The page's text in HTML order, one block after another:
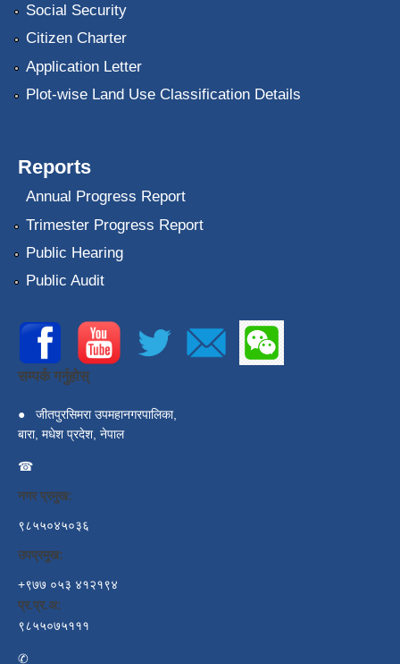
Social Security
Citizen Charter
Application Letter
Plot-wise Land Use Classification Details
Reports
Annual Progress Report
Trimester Progress Report
Public Hearing
Public Audit
सम्पर्क गर्नुहोस्
●
जीतपुरसिमरा उपमहानगरपालिका,
बारा, मधेश प्रदेश, नेपाल
☎
नगर प्रमुख:
९८५५०४५०३६
उपप्रमुख:
+९७७ ०५३ ४१२१९४
प्र.प्र.अ:
९८५५०७५१११
✆